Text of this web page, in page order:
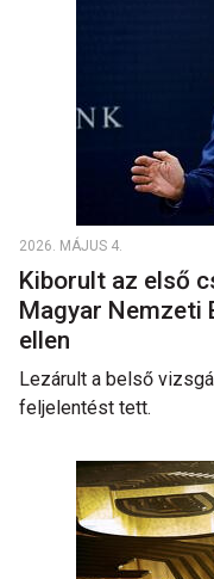
2026. MÁJUS 4.
Kiborult az első
Magyar Nemzeti
ellen
Lezárult a belső
feljelentést tett.